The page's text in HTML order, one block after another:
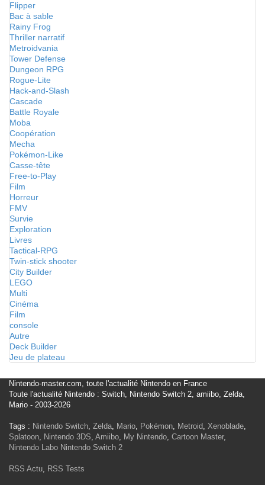
Flipper
Bac à sable
Rainy Frog
Thriller narratif
Metroidvania
Tower Defense
Dungeon RPG
Rogue-Lite
Hack-and-Slash
Cascade
Battle Royale
Moba
Coopération
Mecha
Pokémon-Like
Casse-tête
Free-to-Play
Film
Horreur
FMV
Survie
Exploration
Livres
Tactical-RPG
Twin-stick shooter
City Builder
LEGO
Multi
Cinéma
Film
console
Autre
Deck Builder
Jeu de plateau
Nintendo-master.com, toute l'actualité Nintendo en France
Toute l'actualité Nintendo : Switch, Nintendo Switch 2, amiibo, Zelda,
Mario - 2003-2026
Tags : Nintendo Switch, Zelda, Mario, Pokémon, Metroid, Xenoblade,
Splatoon, Nintendo 3DS, Amiibo, My Nintendo, Cartoon Master,
Nintendo Labo Nintendo Switch 2
RSS Actu, RSS Tests